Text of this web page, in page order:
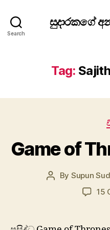
Search
සුදාරකගේ
Tag:
Game of
Post
By Supun
15